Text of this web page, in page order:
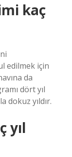
kaç
edilmek için
da
dört yıl
dokuz yıldır.
yıl